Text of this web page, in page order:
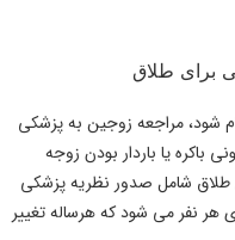
شود، مراجعه زوجین به پزشکی
باکره یا باردار بودن زوجه
شامل صدور نظریه پزشکی
هر نفر می شود که هرساله تغییر